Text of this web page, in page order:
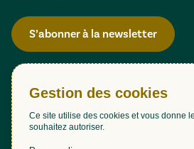
S’abonner à la newsletter
Gestion des cookies
Accessibilité : partiellement
Mentions légales